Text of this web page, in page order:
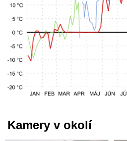
Kamery v okolí